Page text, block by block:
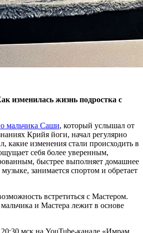
изменилась жизнь подростка с
мальчика Саши, который услышал от
Крийя йоги, начал регулярно
какие изменения стали происходить в
себя более уверенным,
быстрее выполняет домашнее
музыке, занимается спортом и обретает
встретиться с Мастером.
и Мастера лежит в основе
мск на YouTube-канале «Имрам